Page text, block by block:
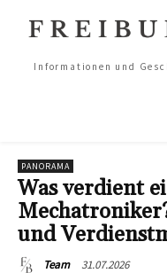
Informationen und
PANORAMA
Was verdient
und
Team 31.07.2026